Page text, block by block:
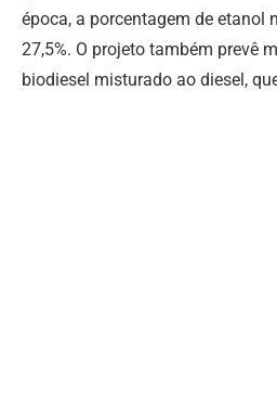
época, a porcentagem de etanol
27,5%. O projeto também prevê
biodiesel misturado ao diesel,